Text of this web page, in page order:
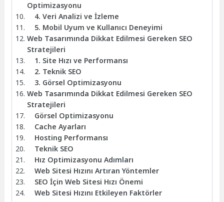
Optimizasyonu
4. Veri Analizi ve İzleme
5. Mobil Uyum ve Kullanıcı Deneyimi
Web Tasarımında Dikkat Edilmesi Gereken SEO
Stratejileri
1. Site Hızı ve Performansı
2. Teknik SEO
3. Görsel Optimizasyonu
Web Tasarımında Dikkat Edilmesi Gereken SEO
Stratejileri
Görsel Optimizasyonu
Cache Ayarları
Hosting Performansı
Teknik SEO
Hız Optimizasyonu Adımları
Web Sitesi Hızını Artıran Yöntemler
SEO İçin Web Sitesi Hızı Önemi
Web Sitesi Hızını Etkileyen Faktörler